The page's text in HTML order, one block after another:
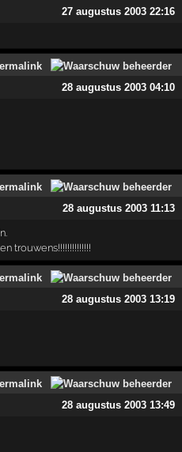
27 augustus 2003 22:16
28 augustus 2003 04:10
28 augustus 2003 11:13
trouwens!!!!!!!!!!!!­!!
28 augustus 2003 13:19
28 augustus 2003 13:49